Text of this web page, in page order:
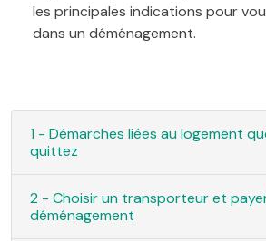
les principales indications pour
dans un déménagement.
1 - Démarches liées au logement
quittez
2 - Choisir un transporteur et
déménagement